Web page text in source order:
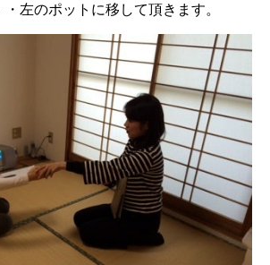
左のポットに移して頂きます。